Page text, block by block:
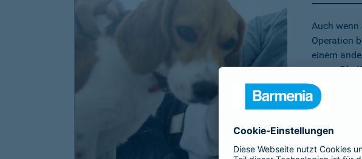
Auch wenn
Operation
einem
muss.Die
schnell auf
absichern
schon älter